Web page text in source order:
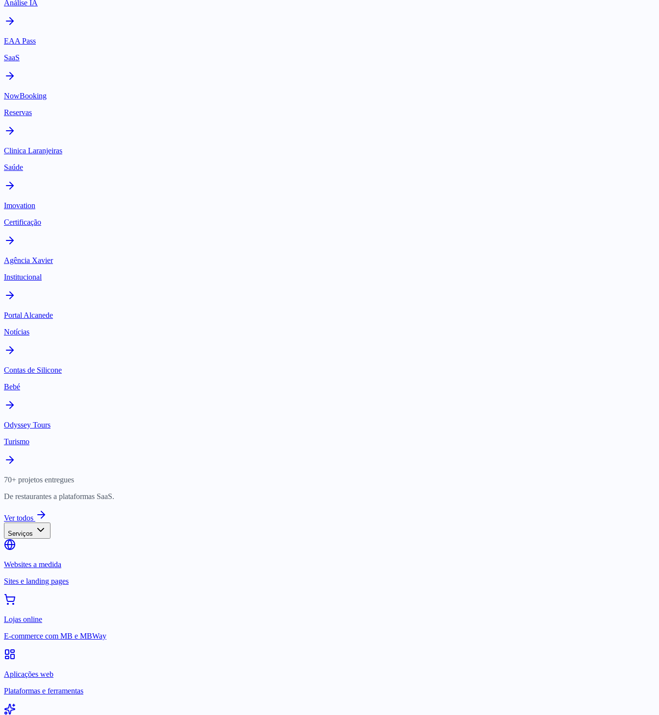
Análise IA
EAA Pass
SaaS
NowBooking
Reservas
Clinica Laranjeiras
Saúde
Imovation
Certificação
Agência Xavier
Institucional
Portal Alcanede
Notícias
Contas de Silicone
Bebé
Odyssey Tours
Turismo
70+ projetos entregues
De restaurantes a plataformas SaaS.
Ver todos
Serviços
Websites a medida
Sites e landing pages
Lojas online
E-commerce com MB e MBWay
Aplicações web
Plataformas e ferramentas